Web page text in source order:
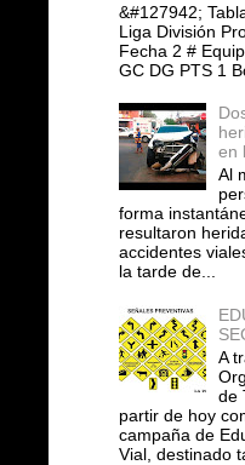
&#127942;
Liga División
Fecha 2 #
GC DG PTS 1
en
Al
forma
resultaron
accidentes
la tarde de...
A
de
partir de hoy
campaña de
Vial, destinado